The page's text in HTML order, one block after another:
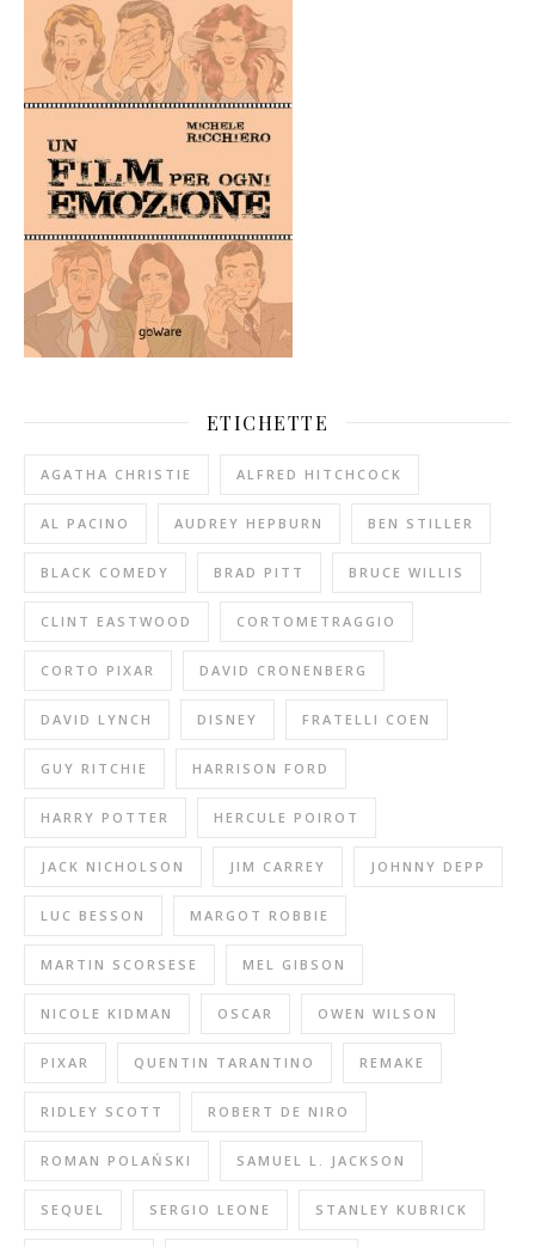
ETICHETTE
AGATHA CHRISTIE ALFRED HITCHCOCK
AL PACINO AUDREY HEPBURN BEN STILLER
BLACK COMEDY BRAD PITT BRUCE WILLIS
CLINT EASTWOOD CORTOMETRAGGIO
CORTO PIXAR DAVID CRONENBERG
DAVID LYNCH DISNEY FRATELLI COEN
GUY RITCHIE HARRISON FORD
HARRY POTTER HERCULE POIROT
JACK NICHOLSON JIM CARREY JOHNNY DEPP
LUC BESSON MARGOT ROBBIE
MARTIN SCORSESE MEL GIBSON
NICOLE KIDMAN OSCAR OWEN WILSON
PIXAR QUENTIN TARANTINO REMAKE
RIDLEY SCOTT ROBERT DE NIRO
ROMAN POLAŃSKI SAMUEL L. JACKSON
SEQUEL SERGIO LEONE STANLEY KUBRICK